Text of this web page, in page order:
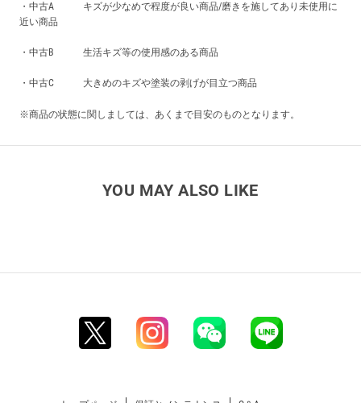
・中古A キズが少なめで程度が良い商品/磨きを施してあり未使用に
近い商品
・中古B 生活キズ等の使用感のある商品
・中古C 大きめのキズや塗装の剥げが目立つ商品
※商品の状態に関しましては、あくまで目安のものとなります。
YOU MAY ALSO LIKE